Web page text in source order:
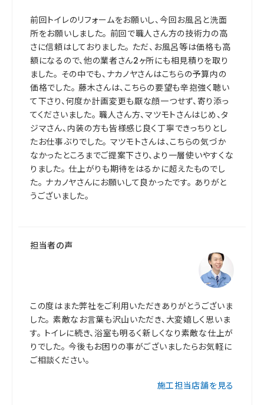
前回トイレのリフォームをお願いし、今回お風呂と洗面
所をお願いしました。 前回で職人さん方の技術力の高
さに信頼はしておりました。 ただ、お風呂等は価格も高
額になるので、他の業者さん2ヶ所にも相見積りを取り
ました。 その中でも、ナカノヤさんはこちらの予算内の
価格でした。 藤木さんは、こちらの要望も辛抱強く聴い
て下さり、何度か計画変更も厭な顔一つせず、寄り添っ
てくださいました。 職人さん方、マツモトさんはじめ、タ
ジマさん、内装の方も皆様感じ良く丁寧できっちりとし
たお仕事ぶりでした。 マツモトさんは、こちらの気づか
なかったところまでご提案下さり、より一層使いやすくな
りました。 仕上がりも期待をはるかに超えたものでし
た。 ナカノヤさんにお願いして良かったです。 ありがと
うございました。
担当者の声
この度はまた弊社をご利用いただきありがとうございま
した。 素敵なお言葉も沢山いただき、大変嬉しく思いま
す。 トイレに続き、浴室も明るく新しくなり素敵な仕上が
りでした。 今後もお困りの事がございましたらお気軽に
ご相談ください。
施工担当店舗を見る